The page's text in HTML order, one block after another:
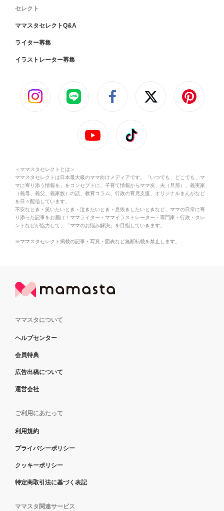
セレクト
ママスタセレクトQ&A
ライター募集
イラストレーター募集
＜ママスタセレクトとは＞
ママスタセレクトは日本最大級のママ向けメディアです。「いつでも、どこでも、マ
マに寄り添う情報を」をコンセプトに、子育て情報からママ友、夫（旦那）、義実家
（義母、義父、義家族）の話、教育コラム、行政の育児支援、オリジナルまんがなど
を日々配信しています。
不安なとき・笑いたいとき・泣きたいとき・息抜きしたいときなど、ママの日常に寄
り添った記事をお届け！ママライター・ママイラストレーター・専門家・行政・タレ
ントなどが協力して、「ママのお悩み解決」を目指していきます。
※ママスタセレクト掲載の記事・写真・図表など無断転載を禁止します。
ママスタについて
ヘルプセンター
会員特典
広告出稿について
運営会社
ご利用にあたって
利用規約
プライバシーポリシー
クッキーポリシー
特定商取引法に基づく表記
ママスタ関連サービス